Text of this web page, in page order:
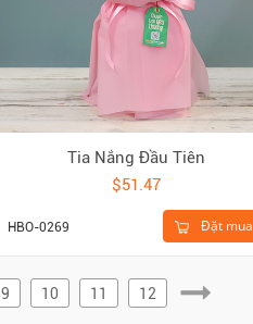
Tia Nắng Đầu Tiên
$51.47
Đặt mua
HBO-0269
9 10 11 12